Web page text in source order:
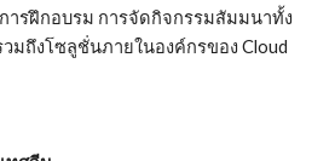
ารฝึกอบรม การจัดกิจกรรมสัมมนาทั้ง
มถึงโซลูชั่นภายในองค์กรของ Cloud